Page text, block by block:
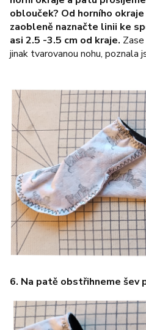
oblouček? Od horního
zaobleně naznačte linii ke
asi 2.5 -3.5 cm od kraje. Z
jinak tvarovanou nohu, poznala
6. Na patě obstřihneme šev